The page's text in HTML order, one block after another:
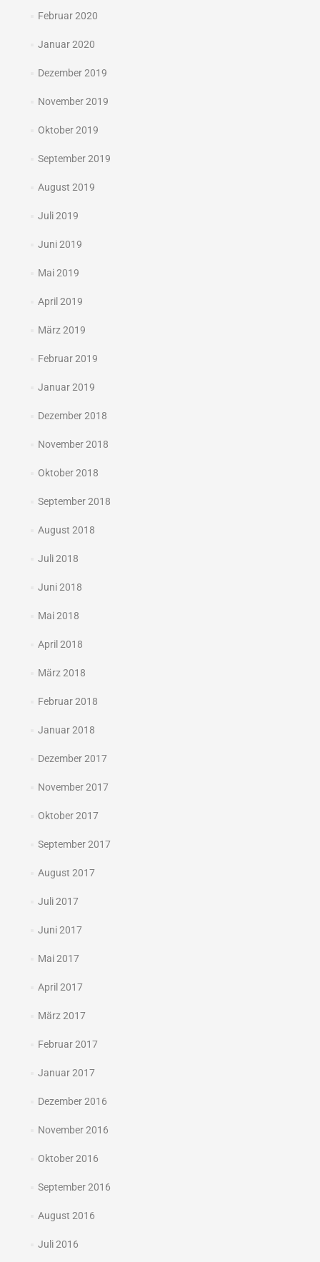
Februar 2020
Januar 2020
Dezember 2019
November 2019
Oktober 2019
September 2019
August 2019
Juli 2019
Juni 2019
Mai 2019
April 2019
März 2019
Februar 2019
Januar 2019
Dezember 2018
November 2018
Oktober 2018
September 2018
August 2018
Juli 2018
Juni 2018
Mai 2018
April 2018
März 2018
Februar 2018
Januar 2018
Dezember 2017
November 2017
Oktober 2017
September 2017
August 2017
Juli 2017
Juni 2017
Mai 2017
April 2017
März 2017
Februar 2017
Januar 2017
Dezember 2016
November 2016
Oktober 2016
September 2016
August 2016
Juli 2016